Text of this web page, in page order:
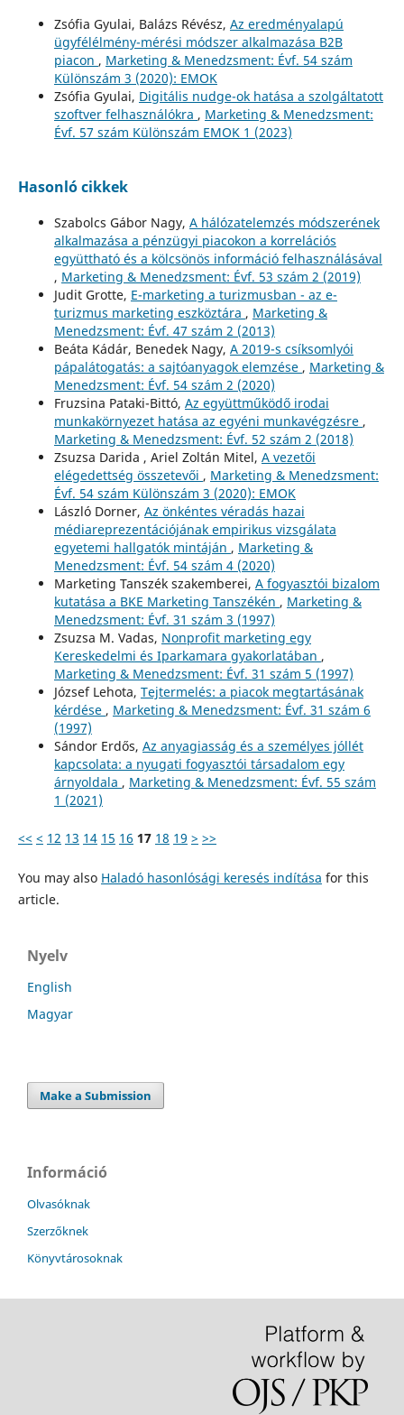
Zsófia Gyulai, Balázs Révész, Az eredményalapú
ügyfélélmény-mérési módszer alkalmazása B2B
piacon , Marketing & Menedzsment: Évf. 54 szám
Különszám 3 (2020): EMOK
Zsófia Gyulai, Digitális nudge-ok hatása a szolgáltatott
szoftver felhasználókra , Marketing & Menedzsment:
Évf. 57 szám Különszám EMOK 1 (2023)
Hasonló cikkek
Szabolcs Gábor Nagy, A hálózatelemzés módszerének
alkalmazása a pénzügyi piacokon a korrelációs
együttható és a kölcsönös információ felhasználásával
, Marketing & Menedzsment: Évf. 53 szám 2 (2019)
Judit Grotte, E-marketing a turizmusban - az e-
turizmus marketing eszköztára , Marketing &
Menedzsment: Évf. 47 szám 2 (2013)
Beáta Kádár, Benedek Nagy, A 2019-s csíksomlyói
pápalátogatás: a sajtóanyagok elemzése , Marketing &
Menedzsment: Évf. 54 szám 2 (2020)
Fruzsina Pataki-Bittó, Az együttműködő irodai
munkakörnyezet hatása az egyéni munkavégzésre ,
Marketing & Menedzsment: Évf. 52 szám 2 (2018)
Zsuzsa Darida , Ariel Zoltán Mitel, A vezetői
elégedettség összetevői , Marketing & Menedzsment:
Évf. 54 szám Különszám 3 (2020): EMOK
László Dorner, Az önkéntes véradás hazai
médiareprezentációjának empirikus vizsgálata
egyetemi hallgatók mintáján , Marketing &
Menedzsment: Évf. 54 szám 4 (2020)
Marketing Tanszék szakemberei, A fogyasztói bizalom
kutatása a BKE Marketing Tanszékén , Marketing &
Menedzsment: Évf. 31 szám 3 (1997)
Zsuzsa M. Vadas, Nonprofit marketing egy
Kereskedelmi és Iparkamara gyakorlatában ,
Marketing & Menedzsment: Évf. 31 szám 5 (1997)
József Lehota, Tejtermelés: a piacok megtartásának
kérdése , Marketing & Menedzsment: Évf. 31 szám 6
(1997)
Sándor Erdős, Az anyagiasság és a személyes jóllét
kapcsolata: a nyugati fogyasztói társadalom egy
árnyoldala , Marketing & Menedzsment: Évf. 55 szám
1 (2021)
<< < 12 13 14 15 16 17 18 19 > >>
You may also Haladó hasonlósági keresés indítása for this
article.
Nyelv
English
Magyar
Make a Submission
Információ
Olvasóknak
Szerzőknek
Könyvtárosoknak